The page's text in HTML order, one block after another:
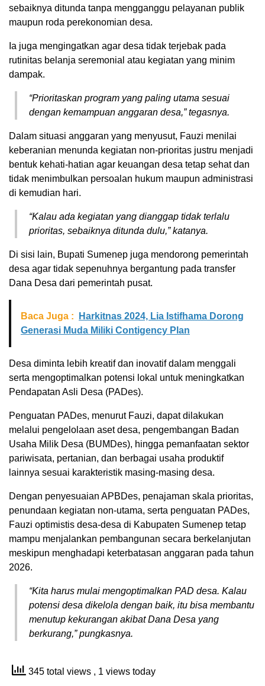
sebaiknya ditunda tanpa mengganggu pelayanan publik
maupun roda perekonomian desa.
Ia juga mengingatkan agar desa tidak terjebak pada
rutinitas belanja seremonial atau kegiatan yang minim
dampak.
“Prioritaskan program yang paling utama sesuai
dengan kemampuan anggaran desa,” tegasnya.
Dalam situasi anggaran yang menyusut, Fauzi menilai
keberanian menunda kegiatan non-prioritas justru menjadi
bentuk kehati-hatian agar keuangan desa tetap sehat dan
tidak menimbulkan persoalan hukum maupun administrasi
di kemudian hari.
“Kalau ada kegiatan yang dianggap tidak terlalu
prioritas, sebaiknya ditunda dulu,” katanya.
Di sisi lain, Bupati Sumenep juga mendorong pemerintah
desa agar tidak sepenuhnya bergantung pada transfer
Dana Desa dari pemerintah pusat.
Baca Juga :
Harkitnas 2024, Lia Istifhama Dorong
Generasi Muda Miliki Contigency Plan
Desa diminta lebih kreatif dan inovatif dalam menggali
serta mengoptimalkan potensi lokal untuk meningkatkan
Pendapatan Asli Desa (PADes).
Penguatan PADes, menurut Fauzi, dapat dilakukan
melalui pengelolaan aset desa, pengembangan Badan
Usaha Milik Desa (BUMDes), hingga pemanfaatan sektor
pariwisata, pertanian, dan berbagai usaha produktif
lainnya sesuai karakteristik masing-masing desa.
Dengan penyesuaian APBDes, penajaman skala prioritas,
penundaan kegiatan non-utama, serta penguatan PADes,
Fauzi optimistis desa-desa di Kabupaten Sumenep tetap
mampu menjalankan pembangunan secara berkelanjutan
meskipun menghadapi keterbatasan anggaran pada tahun
2026.
“Kita harus mulai mengoptimalkan PAD desa. Kalau
potensi desa dikelola dengan baik, itu bisa membantu
menutup kekurangan akibat Dana Desa yang
berkurang,” pungkasnya.
345 total views , 1 views today